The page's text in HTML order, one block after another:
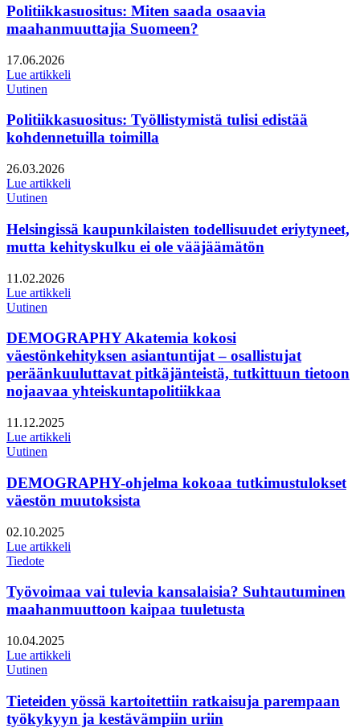
Politiikkasuositus: Miten saada osaavia
maahanmuuttajia Suomeen?
Julkaistu:
17.06.2026
Lue artikkeli
Uutinen
Politiikkasuositus: Työllistymistä tulisi edistää
kohdennetuilla toimilla
Julkaistu:
26.03.2026
Lue artikkeli
Uutinen
Helsingissä kaupunkilaisten todellisuudet eriytyneet,
mutta kehityskulku ei ole vääjäämätön
Julkaistu:
11.02.2026
Lue artikkeli
Uutinen
DEMOGRAPHY Akatemia kokosi
väestönkehityksen asiantuntijat – osallistujat
peräänkuuluttavat pitkäjänteistä, tutkittuun tietoon
nojaavaa yhteiskuntapolitiikkaa
Julkaistu:
11.12.2025
Lue artikkeli
Uutinen
DEMOGRAPHY-ohjelma kokoaa tutkimustulokset
väestön muutoksista
Julkaistu:
02.10.2025
Lue artikkeli
Tiedote
Työvoimaa vai tulevia kansalaisia? Suhtautuminen
maahanmuuttoon kaipaa tuuletusta
Julkaistu:
10.04.2025
Lue artikkeli
Uutinen
Tieteiden yössä kartoitettiin ratkaisuja parempaan
työkykyyn ja kestävämpiin uriin